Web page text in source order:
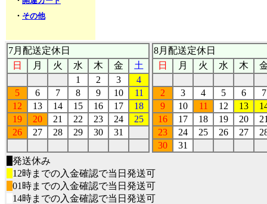
・ その他
7月配送定休日
日
月 火 水 木 金
土
1
2 3
4
5
6 7 8 9 10
11
12
13 14 15 16 17
18
19
20 21 22 23 24
25
26
27 28 29 30 31
8月配送定休日
日
月 火 水 木
2 3 4 5 6
7
9
10 11 12 13
16
17 18 19 20
23
24 25 26 27
30
31
発送休み
12時までの入金確認で当日発送可
01時までの入金確認で当日発送可
14時までの入金確認で当日発送可